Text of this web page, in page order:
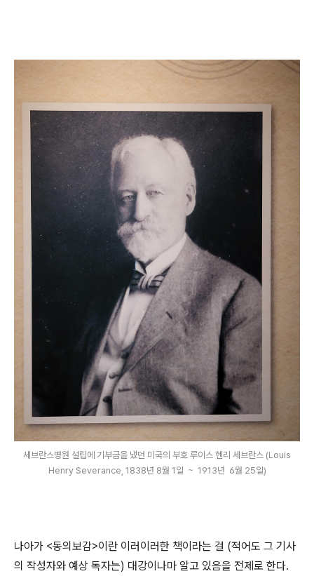
세브란스병원 설립에 기부금을 냈던 미국의 부호 루이스 헨리 세브란스 (Louis
Henry Severance, 1838년 8월 1일 ~ 1913년 6월 25일)
나아가 <동의보감>이란 이러이러한 책이라는 걸 (적어도 그 기사
의 작성자와 예상 독자는) 대강이나마 알고 있음을 전제로 한다.